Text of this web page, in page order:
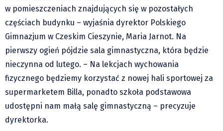
Klub Podróżnika ZA OKNEM
Sport
Czytelnicy piszą
Multimedia
Obiektyw Głosu
Fotoreportaże
studio glos.live
Głos Brandysa
w pomieszczeniach znajdujących się w pozostałych
częściach budynku – wyjaśnia dyrektor Polskiego
Gimnazjum w Czeskim Cieszynie, Maria Jarnot. Na
pierwszy ogień pójdzie sala gimnastyczna, która będzie
nieczynna od lutego. – Na lekcjach wychowania
fizycznego będziemy korzystać z nowej hali sportowej za
supermarketem Billa, ponadto szkoła podstawowa
udostępni nam małą salę gimnastyczną – precyzuje
dyrektorka.